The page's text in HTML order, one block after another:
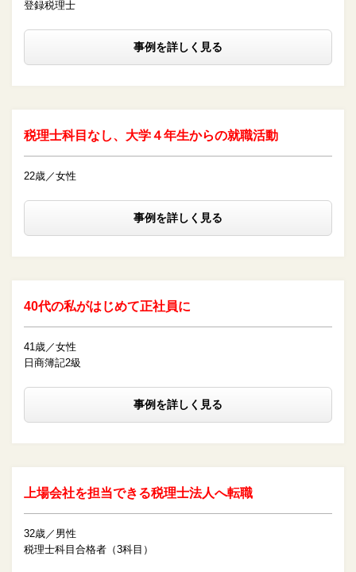
登録税理士
事例を詳しく見る
税理士科目なし、大学４年生からの就職活動
22歳／女性
事例を詳しく見る
40代の私がはじめて正社員に
41歳／女性
日商簿記2級
事例を詳しく見る
上場会社を担当できる税理士法人へ転職
32歳／男性
税理士科目合格者（3科目）